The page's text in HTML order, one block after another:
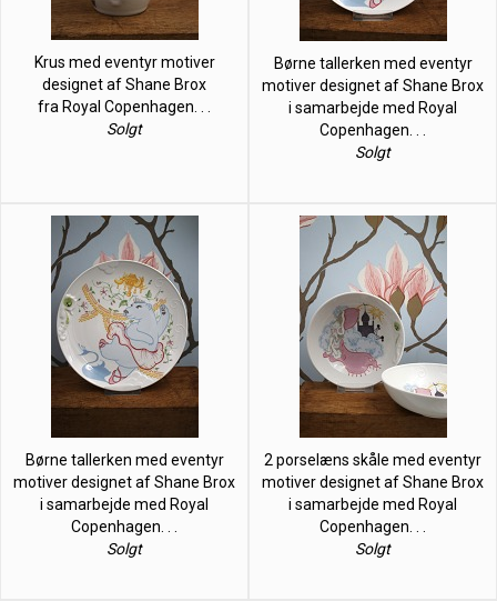
Krus med eventyr motiver
designet af Shane Brox
fra Royal Copenhagen. . .
Solgt
Børne tallerken med eventyr
motiver designet af Shane Brox
i samarbejde med Royal
Copenhagen. . .
Solgt
Børne tallerken med eventyr
motiver designet af Shane Brox
i samarbejde med Royal
Copenhagen. . .
Solgt
2 porselæns skåle med eventyr
motiver designet af Shane Brox
i samarbejde med Royal
Copenhagen. . .
Solgt